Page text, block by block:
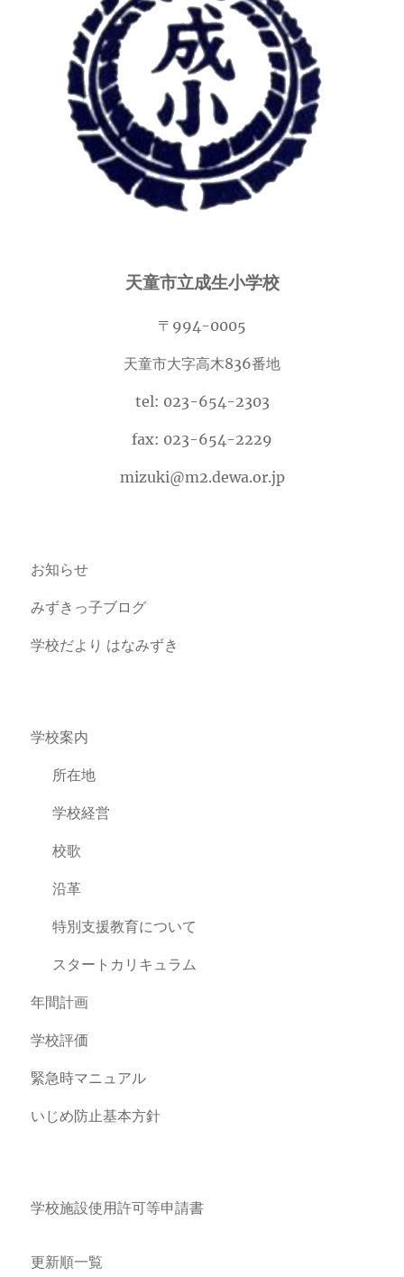
天童市立成生小学校
〒994-0005
天童市大字高木836番地
tel: 023-654-2303
fax: 023-654-2229
mizuki@m2.dewa.or.jp
お知らせ
みずきっ子ブログ
学校だより はなみずき
学校案内
所在地
学校経営
校歌
沿革
特別支援教育について
スタートカリキュラム
年間計画
学校評価
緊急時マニュアル
いじめ防止基本方針
学校施設使用許可等申請書
更新順一覧